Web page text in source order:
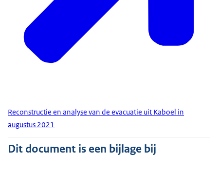
Reconstructie en analyse van de evacuatie uit Kaboel in
augustus 2021
Dit document is een bijlage bij